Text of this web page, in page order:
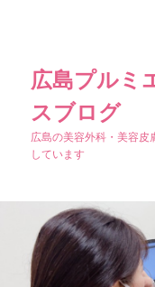
広島プル
スブログ
広島の美容外科・美容
しています